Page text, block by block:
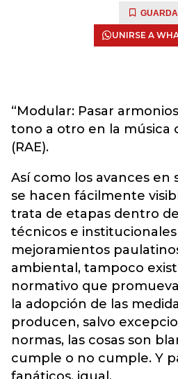
UNIRSE A
“Modular: Pasar
tono a otro en la música
(RAE).
Así como los avances en
se hacen fácilmente
trata de etapas dentro
técnicos e
mejoramientos
ambiental, tampoco
normativo que
la adopción de las
producen, salvo
normas, las cosas son
cumple o no cumple. Y